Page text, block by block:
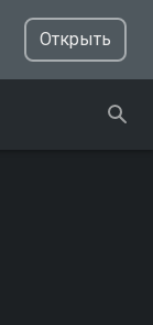
Открыть